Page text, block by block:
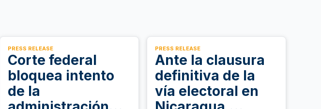
PRESS RELEASE
Corte federal
bloquea intento
de la
PRESS RELEASE
Ante la clausura
definitiva de la
vía electoral en